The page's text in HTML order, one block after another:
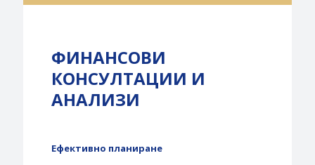
ФИНАНСОВИ
КОНСУЛТАЦИИ И
АНАЛИЗИ
Eфективно планиране